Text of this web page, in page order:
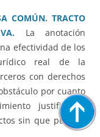
COMÚN. TRACTO
La anotación
efectividad de los
real de la
con derechos
por cuanto
justifica la
sin que puedan